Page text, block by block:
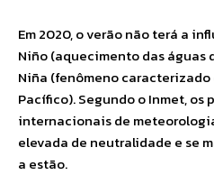
Em 2020, o verão não terá a
Niño (aquecimento das águas
Niña (fenômeno
Pacífico). Segundo o Inmet,
internacionais de
elevada de neutralidade e se
a estão.